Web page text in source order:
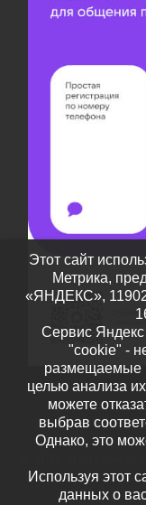
Этот сайт
Метрика,
«ЯНДЕКС»,
Сервис Яндекс
"cookie" -
размещаемые
целью анализа
можете
выбрав
Однако, это
Используя этот
данных о